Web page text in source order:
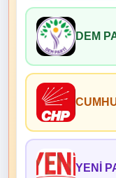
DEM
YENİ